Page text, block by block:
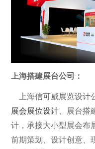
上海搭建展台公司：
上海信可威展览设计
展会展位设计 、展台
计，承接大小型展会布
前期策划、设计创意、